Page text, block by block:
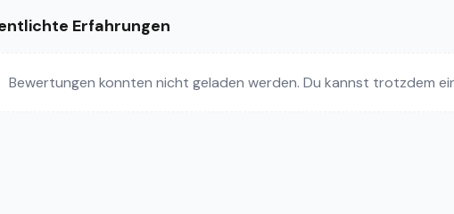
Erfahrungen
Bewertungen konnten nicht geladen werden. Du kannst trotzdem